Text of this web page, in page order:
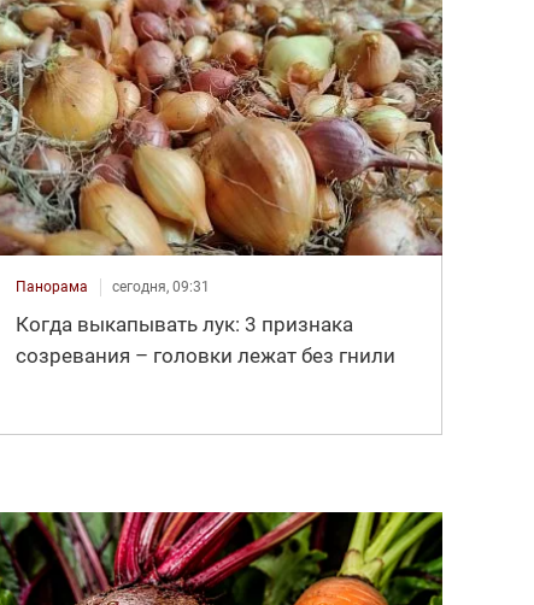
Панорама сегодня, 09:31
Когда выкапывать лук: 3 признака
созревания – головки лежат без гнили